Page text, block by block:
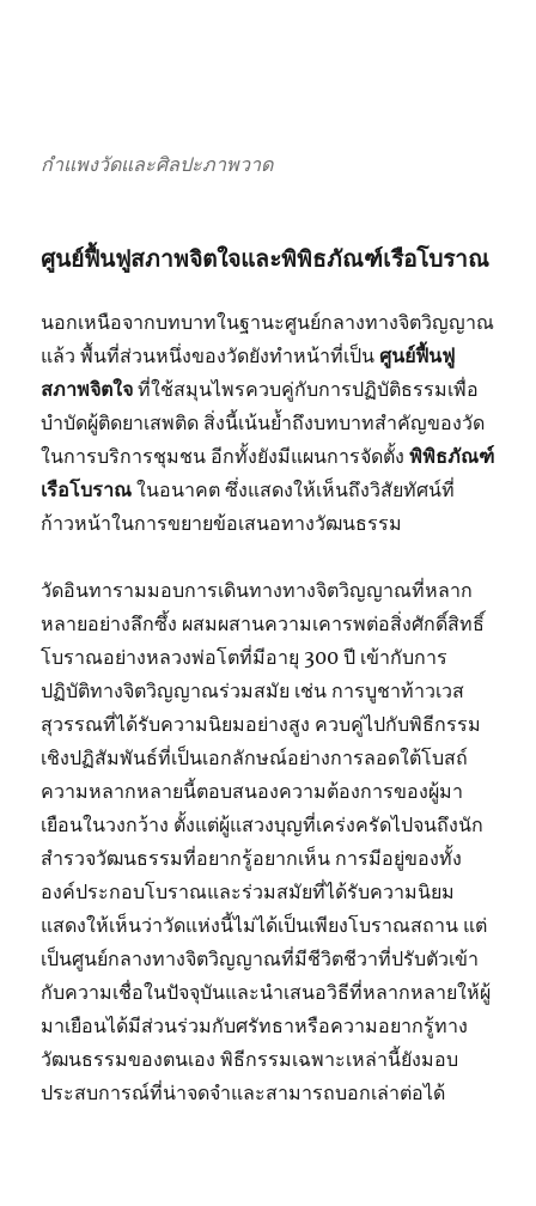
กำแพงวัดและศิลปะภาพวาด
ศูนย์ฟื้นฟูสภาพจิตใจและพิพิธภัณฑ์เรือโบราณ
นอกเหนือจากบทบาทในฐานะศูนย์กลางทางจิตวิญญาณ
แล้ว พื้นที่ส่วนหนึ่งของวัดยังทำหน้าที่เป็นศูนย์ฟื้นฟู
สภาพจิตใจ ที่ใช้สมุนไพรควบคู่กับการปฏิบัติธรรมเพื่อ
บำบัดผู้ติดยาเสพติด สิ่งนี้เน้นย้ำถึงบทบาทสำคัญของวัด
ในการบริการชุมชน อีกทั้งยังมีแผนการจัดตั้งพิพิธภัณฑ์
เรือโบราณ ในอนาคต ซึ่งแสดงให้เห็นถึงวิสัยทัศน์ที่
ก้าวหน้าในการขยายข้อเสนอทางวัฒนธรรม
วัดอินทารามมอบการเดินทางทางจิตวิญญาณที่หลาก
หลายอย่างลึกซึ้ง ผสมผสานความเคารพต่อสิ่งศักดิ์สิทธิ์
โบราณอย่างหลวงพ่อโตที่มีอายุ 300 ปี เข้ากับการ
ปฏิบัติทางจิตวิญญาณร่วมสมัย เช่น การบูชาท้าวเวส
สุวรรณที่ได้รับความนิยมอย่างสูง ควบคู่ไปกับพิธีกรรม
เชิงปฏิสัมพันธ์ที่เป็นเอกลักษณ์อย่างการลอดใต้โบสถ์
ความหลากหลายนี้ตอบสนองความต้องการของผู้มา
เยือนในวงกว้าง ตั้งแต่ผู้แสวงบุญที่เคร่งครัดไปจนถึงนัก
สำรวจวัฒนธรรมที่อยากรู้อยากเห็น การมีอยู่ของทั้ง
องค์ประกอบโบราณและร่วมสมัยที่ได้รับความนิยม
แสดงให้เห็นว่าวัดแห่งนี้ไม่ได้เป็นเพียงโบราณสถาน แต่
เป็นศูนย์กลางทางจิตวิญญาณที่มีชีวิตชีวาที่ปรับตัวเข้า
กับความเชื่อในปัจจุบันและนำเสนอวิธีที่หลากหลายให้ผู้
มาเยือนได้มีส่วนร่วมกับศรัทธาหรือความอยากรู้ทาง
วัฒนธรรมของตนเอง พิธีกรรมเฉพาะเหล่านี้ยังมอบ
ประสบการณ์ที่น่าจดจำและสามารถบอกเล่าต่อได้